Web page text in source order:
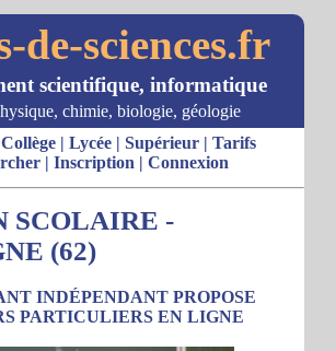
de-sciences.fr
scientifique, informatique
chimie, biologie, géologie
Collège| Lycée| Supérieur| Tarifs
| Inscription | Connexion
SCOLAIRE -
(62)
INDÉPENDANT PROPOSE
PARTICULIERS EN LIGNE